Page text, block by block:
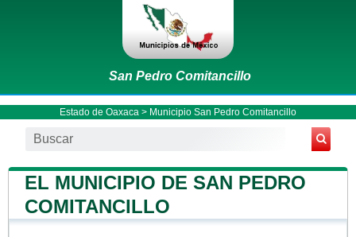
San Pedro Comitancillo
Estado de Oaxaca > Municipio San Pedro Comitancillo
EL MUNICIPIO DE SAN PEDRO
COMITANCILLO